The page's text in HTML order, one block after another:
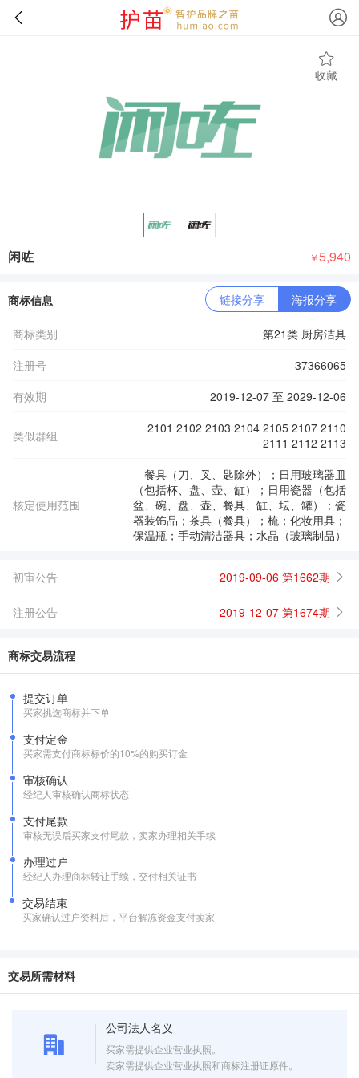
收藏
闲咗 ￥5,940
商标信息 链接分享 海报分享
商标类别
第21类 厨房洁具
注册号
37366065
有效期
2019-12-07 至 2029-12-06
类似群组
2101 2102 2103 2104 2105 2107 2110
2111 2112 2113
核定使用范围
餐具（刀、叉、匙除外）；日用玻璃器皿
（包括杯、盘、壶、缸）；日用瓷器（包括
盆、碗、盘、壶、餐具、缸、坛、罐）；瓷
器装饰品；茶具（餐具）；梳；化妆用具；
保温瓶；手动清洁器具；水晶（玻璃制品）
初审公告 2019-09-06 第1662期
注册公告 2019-12-07 第1674期
商标交易流程
提交订单
买家挑选商标并下单
支付定金
买家需支付商标标价的10%的购买订金
审核确认
经纪人审核确认商标状态
支付尾款
审核无误后买家支付尾款，卖家办理相关手续
办理过户
经纪人办理商标转让手续，交付相关证书
交易结束
买家确认过户资料后，平台解冻资金支付卖家
交易所需材料
公司法人名义
买家需提供企业营业执照。
卖家需提供企业营业执照和商标注册证原件。